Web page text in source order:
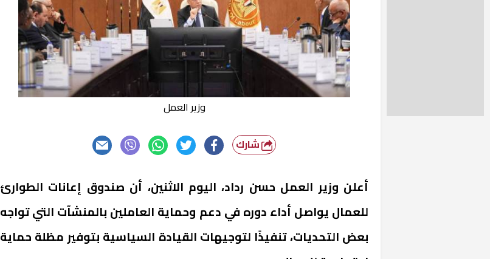
وزير العمل
شارك
أعلن وزير العمل حسن رداد، اليوم الاثنين، أن صندوق إعانات الطوارئ
للعمال يواصل أداء دوره في دعم وحماية العاملين بالمنشآت التي تواجه
بعض التحديات، تنفيذًا لتوجيهات القيادة السياسية بتوفير مظلة حماية